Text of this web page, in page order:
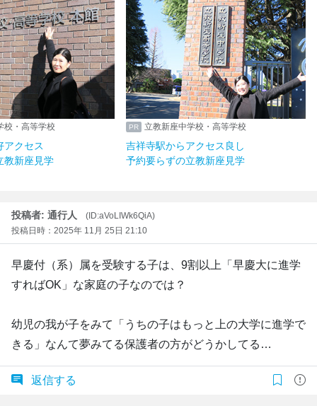
校・高等学校
アクセス
教新座見学
立教新座中学校・高等学校
吉祥寺駅からアクセス良し
予約要らずの立教新座見学
投稿者: 通行人
(ID:aVoLIWk6QiA)
投稿日時：2025年 11月 25日 21:10
早慶付（系）属を受験する子は、9割以上「早慶大に進学
すればOK」な家庭の子なのでは？
幼児の我が子をみて「うちの子はもっと上の大学に進学で
きる」なんて夢みてる保護者の方がどうかしてる…
返信する